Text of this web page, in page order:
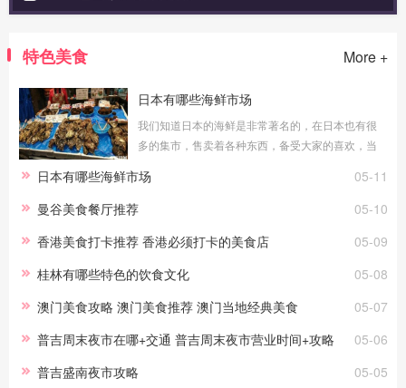
特色美食 More +
日本有哪些海鲜市场
我们知道日本的海鲜是非常著名的，在日本也有很
多的集市，售卖着各种东西，备受大家的喜欢，当
个日本这里可以吃海鲜的市场吧！大阪黑门市 05-11
日本有哪些海鲜市场
05-10
曼谷美食餐厅推荐
05-09
香港美食打卡推荐 香港必须打卡的美食店
05-08
桂林有哪些特色的饮食文化
05-07
澳门美食攻略 澳门美食推荐 澳门当地经典美食
05-06
普吉周末夜市在哪+交通 普吉周末夜市营业时间+攻略
05-05
普吉盛南夜市攻略